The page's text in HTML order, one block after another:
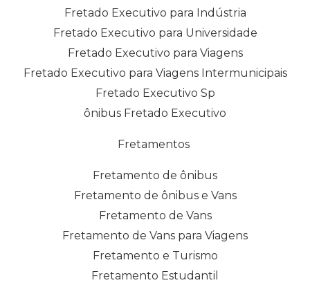
Fretado Executivo para Indústria
Fretado Executivo para Universidade
Fretado Executivo para Viagens
Fretado Executivo para Viagens Intermunicipais
Fretado Executivo Sp
ônibus Fretado Executivo
Fretamentos
Fretamento de ônibus
Fretamento de ônibus e Vans
Fretamento de Vans
Fretamento de Vans para Viagens
Fretamento e Turismo
Fretamento Estudantil